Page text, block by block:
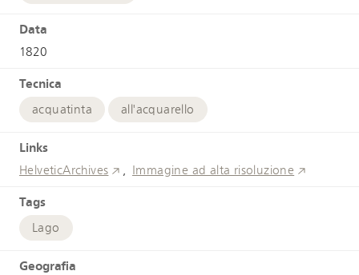
Data
1820
Tecnica
acquatinta all'acquarello
Links
HelveticArchives Immagine ad alta risoluzione
Tags
Lago
Geografia